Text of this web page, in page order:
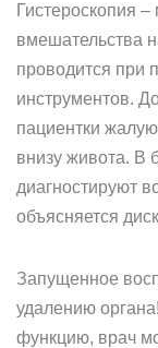
Гистероскопия –
вмешательства
проводится при
инструментов.
пациентки
внизу живота. В
диагностируют
объясняется
Запущенное
удалению
функцию, врач